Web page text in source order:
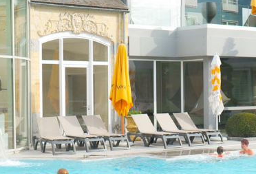
DÉCOUVREZ NOS